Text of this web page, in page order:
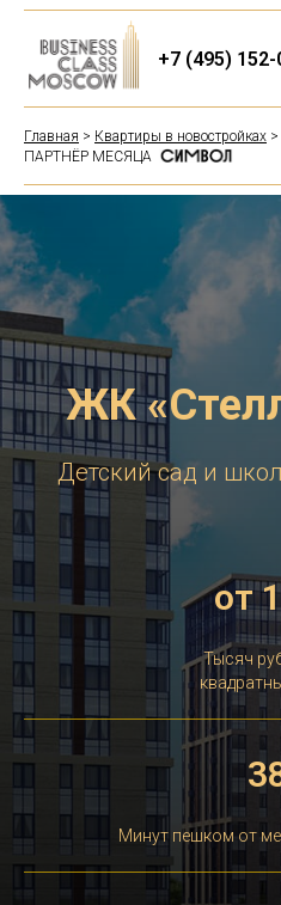
+7 (495) 152-
Главная > Квартиры в новостройках
ПАРТНЁР МЕСЯЦА
ЖК
Детский сад и
от
Тысяч
Минут пешком от